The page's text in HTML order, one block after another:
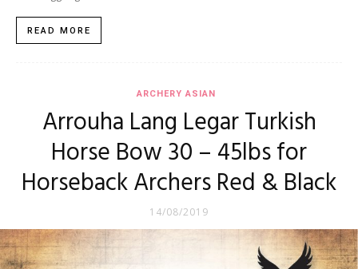
READ MORE
ARCHERY ASIAN
Arrouha Lang Legar Turkish
Horse Bow 30 – 45lbs for
Horseback Archers Red & Black
14/08/2019